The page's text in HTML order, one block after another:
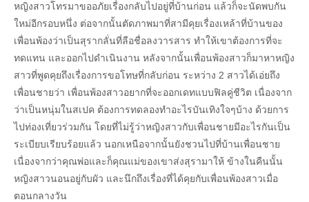
หญิงสาวโทรมาขออภัยเรื่องกลับไปอยู่ที่บ้านก่อน แล้วก็จะนัดพบกัน
ใหม่อีกรอบหนึ่ง ต่อจากนั้นตัดภาพมาที่สามีคุยเรื่องเหล้าที่บ้านของ
เพื่อนพ้องว่าเป็นสุรากลั่นที่ลือชื่อลงวารสาร ทำให้เขาต้องการที่จะ
ทดแทน และออกไปดำเนินงาน หลังจากนั้นเพื่อนพ้องสาวก็มาหาหญิง
สาวที่พูดคุยถึงเรื่องการขอโทษที่กลับก่อน ระหว่าง 2 สาวได้เอ่ยถึง
เพื่อนชายว่า เพื่อนพ้องสาวอยากที่จะออกเดทแบบฟิลคู่ชีวิต เนื่องจาก
ว่าเป็นหนุ่มในสเปค ต้องการทดลองทำอะไรบันเทิงใจๆบ้าง ด้วยการ
ไปท่องเที่ยวร่วมกัน โดยที่ไม่รู้ว่าหญิงสาวกับเพื่อนชายมีอะไรกันเป็น
ระเบียบเรียบร้อยแล้ว นอกเหนือจากนั้นยังชวนไปที่บ้านเพื่อนชาย
เนื่องจากว่าคุณพ่อและก็คุณแม่ของเขาส่งสุรามาให้ ข้างในคืนนั้น
หญิงสาวนอนอยู่กับผัว และนึกถึงเรื่องที่ได้คุยกับเพื่อนพ้องสาวเมื่อ
ตอนกลางวัน